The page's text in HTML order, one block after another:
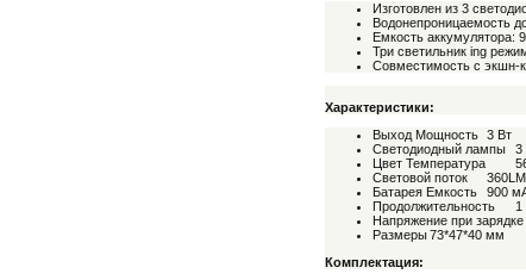
Изготовлен из 3
Водонепроницаемость
Емкость аккумулятора:
Три светильник ing
Совместимость с экшн-
Характеристики:
Выход Мощность 3 Вт
Светодиодный лампы
3
Цвет Температура
Световой поток
360LM
Батарея Емкость
900
Продолжительность
1
Напряжение при зарядке
Размеры73*47*40 мм
Комплектация: